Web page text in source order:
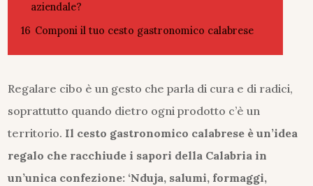
aziendale?
16 Componi il tuo cesto gastronomico calabrese
Regalare cibo è un gesto che parla di cura e di radici,
soprattutto quando dietro ogni prodotto c’è un
territorio. Il cesto gastronomico calabrese è un’idea
regalo che racchiude i sapori della Calabria in
un’unica confezione: ‘Nduja, salumi, formaggi,